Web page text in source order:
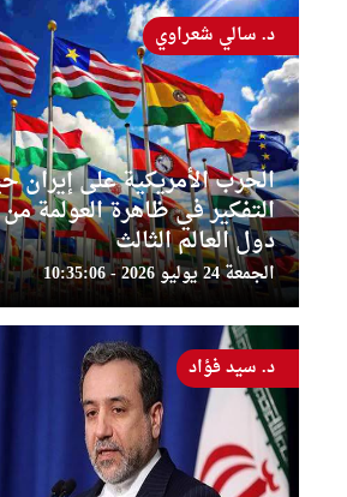
الحرب الأمريكية على إيران
التفكير في ظاهرة العولمة
دول العالم الثالث
الجمعة 24 يوليو 2026 - 10:35:06
د. سالي شعراوي
د. سيد فؤاد